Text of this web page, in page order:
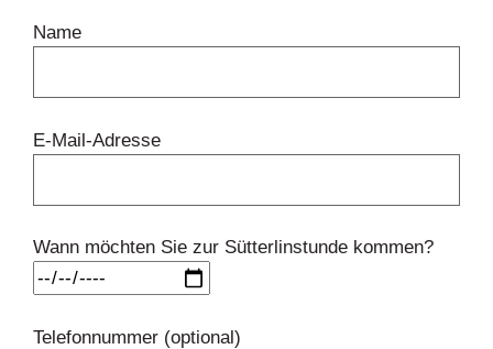
Name
E-Mail-Adresse
Wann möchten Sie zur Sütterlinstunde kommen?
Telefonnummer (optional)